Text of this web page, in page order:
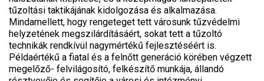
tűzoltási taktikájának kidolgozása és alkalmazása.
Mindamellett, hogy rengeteget tett városunk tűzvédelmi
helyzetének megszilárdításáért, sokat tett a tűzoltó
technikák rendkívül nagymértékű fejlesztéséért is.
Példaértékű a fiatal és a felnőtt generáció körében végzett
megelőző- felvilágosító, felkészítő munkája, állandó